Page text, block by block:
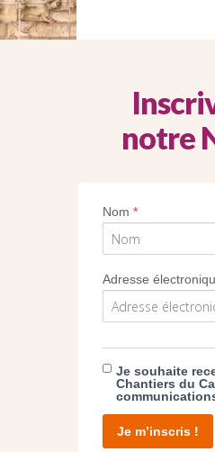
DON
D’AGIR
notre
Nom*
Adresse
Je souhaite
Chantiers du
Je m’inscris !